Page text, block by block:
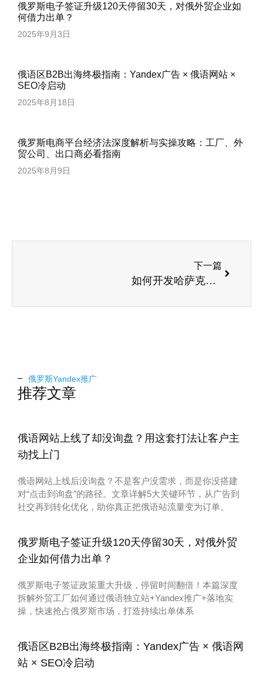
俄罗斯电子签证升级120天停留30天，对俄外贸企业如
何借力出单？
2025年9月3日
俄语区B2B出海终极指南：Yandex广告 × 俄语网站 ×
SEO冷启动
2025年8月18日
俄罗斯电商平台经济法深度解析与实操攻略：工厂、外
贸公司、出口商必看指南
2025年8月9日
下一篇
如何开发哈萨克斯坦外贸市场 – 全攻略实操指南
俄罗斯Yandex推广
推荐文章
俄语网站上线了却没询盘？用这套打法让客户主
动找上门
俄语网站上线后没询盘？不是客户没需求，而是你没搭建
对“点击到询盘”的路径。文章详解5大关键环节，从广告到
社交再到转化优化，助你真正把俄语站流量变为订单。
俄罗斯电子签证升级120天停留30天，对俄外贸
企业如何借力出单？
俄罗斯电子签证政策重大升级，停留时间翻倍！本篇深度
拆解外贸工厂如何通过俄语独立站+Yandex推广+落地实
操，快速抢占俄罗斯市场，打造持续出单体系
俄语区B2B出海终极指南：Yandex广告 × 俄语网
站 × SEO冷启动